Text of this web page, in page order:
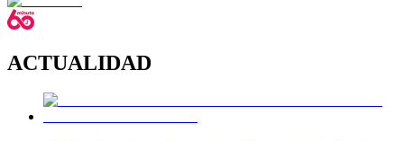
ACTUALIDAD